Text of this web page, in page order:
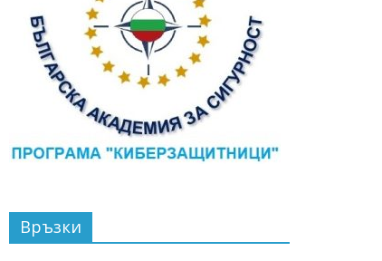
Връзки